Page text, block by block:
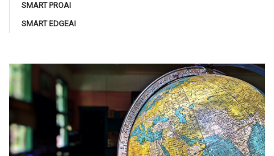
SMART PROAI
SMART EDGEAI